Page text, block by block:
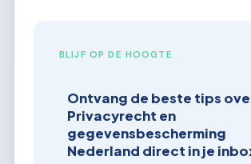
BLIJF OP DE HOOGTE
Ontvang de beste tips
Privacyrecht en
gegevensbescherming
Nederland direct in je